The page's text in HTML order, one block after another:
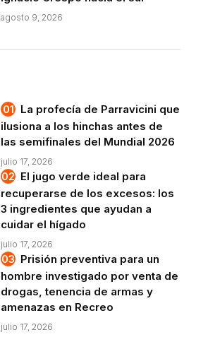
agosto 9, 2026
La profecía de Parravicini que
ilusiona a los hinchas antes de
las semifinales del Mundial 2026
julio 17, 2026
El jugo verde ideal para
recuperarse de los excesos: los
3 ingredientes que ayudan a
cuidar el hígado
julio 17, 2026
Prisión preventiva para un
hombre investigado por venta de
drogas, tenencia de armas y
amenazas en Recreo
julio 17, 2026